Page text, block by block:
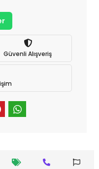
Güvenli Alışveriş